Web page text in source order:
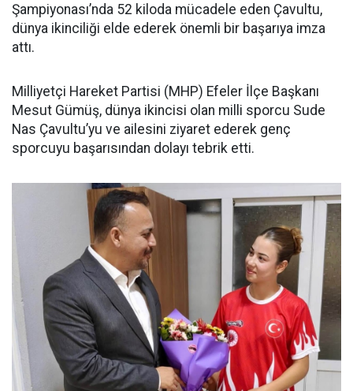
Şampiyonası’nda 52 kiloda mücadele eden Çavultu,
dünya ikinciliği elde ederek önemli bir başarıya imza
attı.
Milliyetçi Hareket Partisi (MHP) Efeler İlçe Başkanı
Mesut Gümüş, dünya ikincisi olan milli sporcu Sude
Nas Çavultu’yu ve ailesini ziyaret ederek genç
sporcuyu başarısından dolayı tebrik etti.